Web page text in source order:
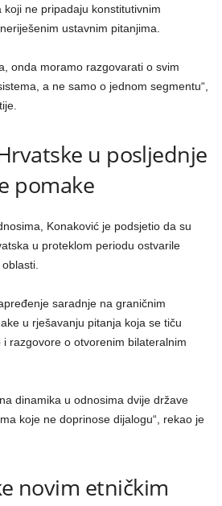
ne pripadaju konstitutivnim
ustavnim pitanjima.
onda moramo razgovarati o svim
a ne samo o jednom segmentu“,
u posljednje
pomake
Konaković je podsjetio da su
u proteklom periodu ostvarile
saradnje na graničnim
u rješavanju pitanja koja se tiču
razgovore o otvorenim bilateralnim
dinamika u odnosima dvije države
koje ne doprinose dijalogu“, rekao je
novim etničkim